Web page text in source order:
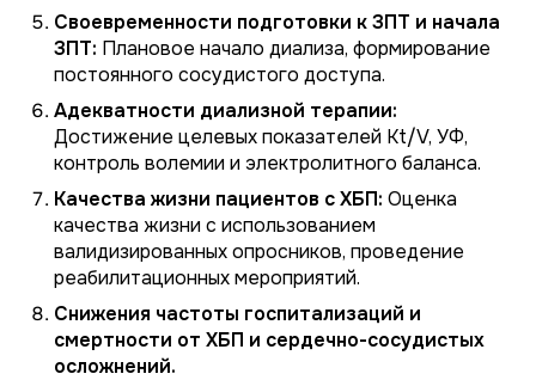
Своевременности подготовки к ЗПТ и начала
ЗПТ: Плановое начало диализа, формирование
постоянного сосудистого доступа.
Адекватности диализной терапии:
Достижение целевых показателей Kt/V, УФ,
контроль волемии и электролитного баланса.
Качества жизни пациентов с ХБП: Оценка
качества жизни с использованием
валидизированных опросников, проведение
реабилитационных мероприятий.
Снижения частоты госпитализаций и
смертности от ХБП и сердечно-сосудистых
осложнений.